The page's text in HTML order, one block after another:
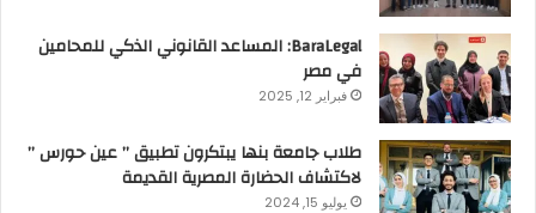
BaraLegal: المساعد القانوني الذكي للمحامين
في مصر
فبراير 12, 2025
طلاب جامعة بنها يبتكرون تطبيق ” عين حورس ”
لاكتشاف الحضارة المصرية القديمة
يوليو 15, 2024